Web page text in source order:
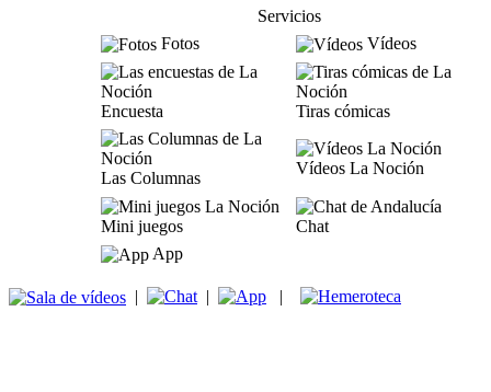
Servicios
Fotos
Vídeos
Encuesta Tiras cómicas
Las Columnas
Vídeos La Noción
Mini juegos
Chat
App
| | |